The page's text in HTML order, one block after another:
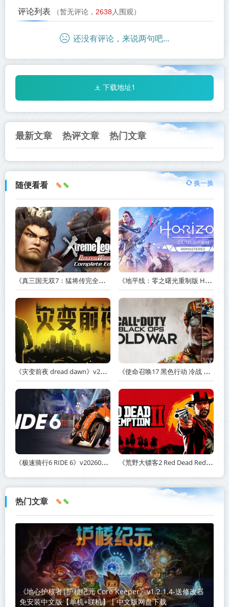
评论列表 （暂无评论， 2638人围观）
还没有评论，来说两句吧...
下载地址1
最新文章 热评文章 热门文章
随便看看 换一换
《真三国无双7：猛将传完全版 DYNASTY WARRIORS 7: Xtreme Legends Complete Edition》Build.3602035-免安装中文版【PC/手机双端】丨中文版 《地平线：零之曙光重制版 Horizon Zero Dawn Remastered》v1.5.89.0-送修改器丨中文版网盘下载
《灾变前夜 dread dawn》v20260530-免安装中文版丨中文版网盘下载 《使命召唤17 黑色行动 冷战 Call of Duty: Black Ops Cold War》v1.34.1.15931218-全DLC+送修改器丨中文版网盘下载
《极速骑行6 RIDE 6》v20260511-免安装中文版丨中文版网盘下载 《荒野大镖客2 Red Dead Redemption 2》v1491.50-打包mod+送修改器丨中文版网盘下载
热门文章
《地心护核者|护核纪元 Core Keeper》v1.2.1.4-送修改器
免安装中文版【单机+联机】丨中文版网盘下载